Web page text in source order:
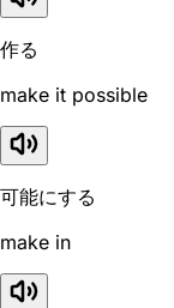
作る
make it possible
可能にする
make in